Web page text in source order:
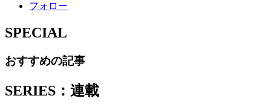
フォロー
SPECIAL
おすすめの記事
SERIES：連載